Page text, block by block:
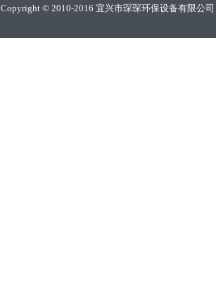
Copyright © 2010-2016 宜兴市琛琛环保设备有限公